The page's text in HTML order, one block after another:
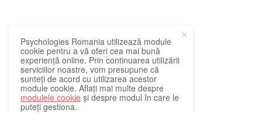
Psychologies Romania utilizează module
cookie pentru a vă oferi cea mai bună
experiență online. Prin continuarea utilizării
serviciilor noastre, vom presupune că
sunteți de acord cu utilizarea acestor
module cookie. Aflați mai multe despre
modulele cookie și despre modul în care le
puteți gestiona.